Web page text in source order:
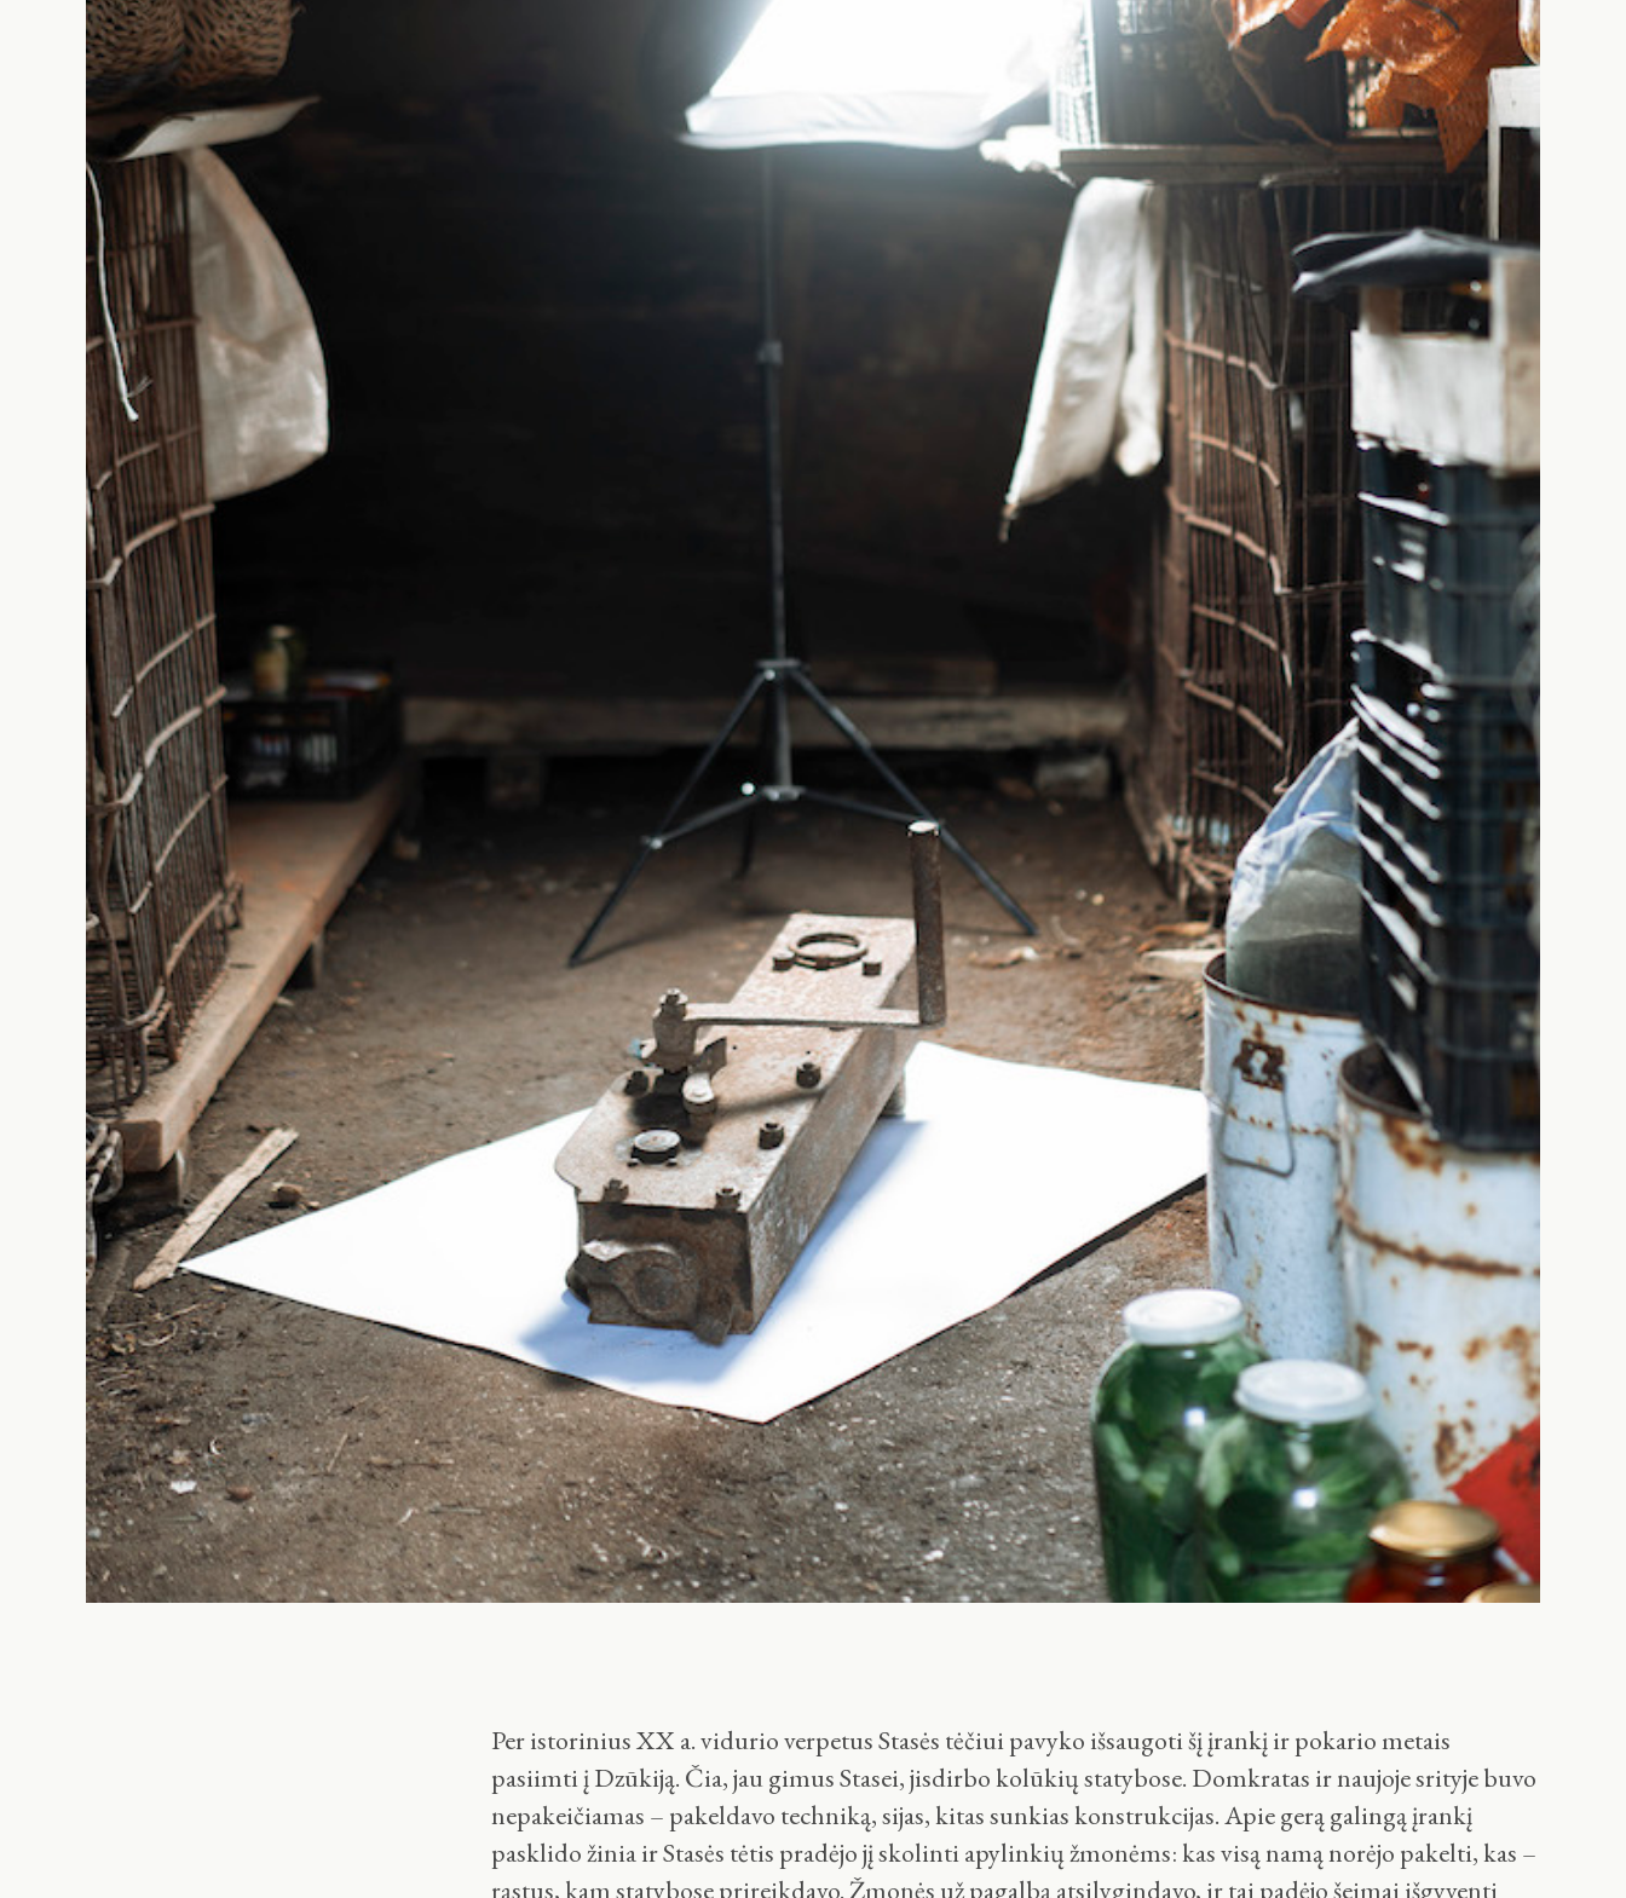
Per istorinius XX a. vidurio verpetus Stasės tėčiui pavyko išsaugoti šį įrankį ir pokario metais
pasiimti į Dzūkiją. Čia, jau gimus Stasei, jisdirbo kolūkių statybose. Domkratas ir naujoje srityje buvo
nepakeičiamas – pakeldavo techniką, sijas, kitas sunkias konstrukcijas. Apie gerą galingą įrankį
pasklido žinia ir Stasės tėtis pradėjo jį skolinti apylinkių žmonėms: kas visą namą norėjo pakelti, kas –
rąstus, kam statybose prireikdavo. Žmonės už pagalbą atsilygindavo, ir tai padėjo šeimai išgyventi